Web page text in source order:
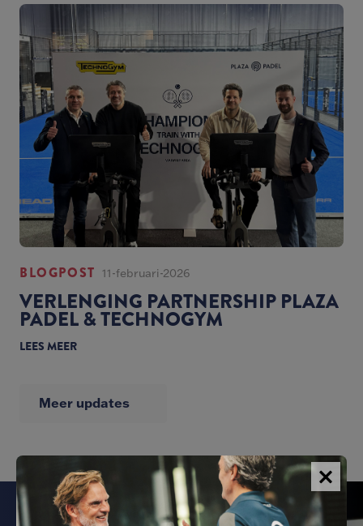
BLOGPOST 11-februari-2026
VERLENGING PARTNERSHIP PLAZA
PADEL & TECHNOGYM
LEES MEER
Meer updates